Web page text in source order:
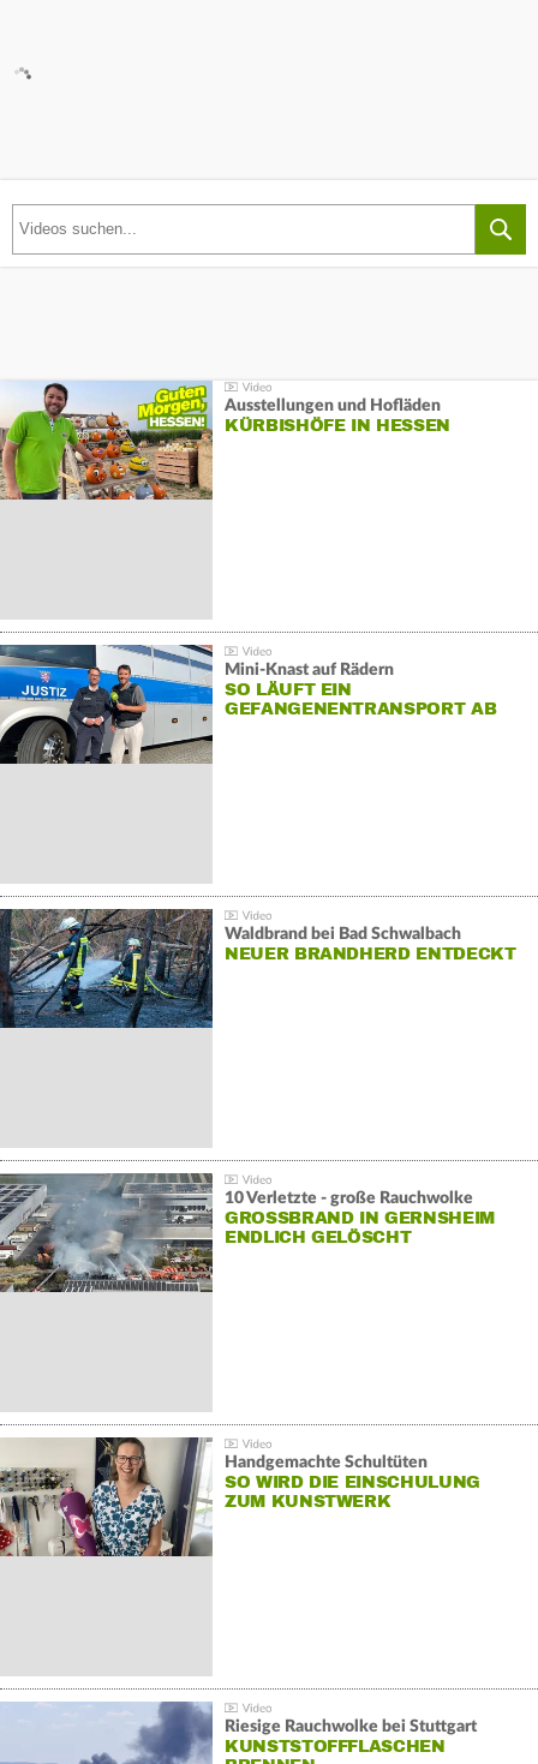
Ausstellungen und Hofläden
KÜRBISHÖFE IN HESSEN
Mini-Knast auf Rädern
SO LÄUFT EIN
GEFANGENENTRANSPORT AB
Waldbrand bei Bad Schwalbach
NEUER BRANDHERD ENTDECKT
10 Verletzte - große Rauchwolke
GROSSBRAND IN GERNSHEIM E
NDLICH GELÖSCHT
Handgemachte Schultüten
SO WIRD DIE EINSCHULUNG
ZUM KUNSTWERK
Riesige Rauchwolke bei Stuttgart
KUNSTSTOFFFLASCHEN